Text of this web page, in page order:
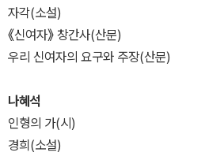
자각(소설)
《신여자》 창간사(산문)
우리 신여자의 요구와 주장(산문)
나혜석
인형의 가(시)
경희(소설)